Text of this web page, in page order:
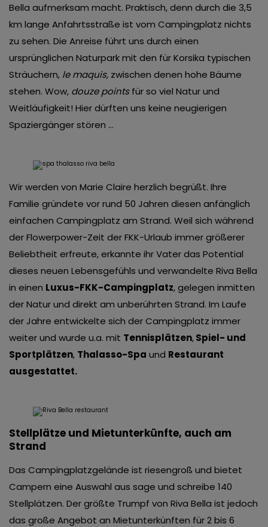
Bella aufmerksam macht. Praktisch, denn durch die 3,5
km lange Anfahrtsstraße ist vom Campingplatz nichts
zu sehen. Die Anreise führt uns durch einen
ursprünglichen Naturpark mit den für Korsika typischen
Sträuchern, le maquis, zwischen denen hohe Bäume
stehen. Wow, douze pointsfür so viel Natur und
Weitläufigkeit! Hier dürften uns keine neugierigen
Spaziergänger stören …
Wir werden von Marie Claire herzlich begrüßt. Ihre
Familie gründete vor rund 50 Jahren diesen anfänglich
einfachen Campingplatz am Strand. Weil sich während
der Flowerpower-Zeit der FKK-Urlaub immer größerer
Beliebtheit erfreute, erkannte ihr Vater das Potential
dieses neuen Lebensgefühls und verwandelte Riva Bella
in einen Luxus-FKK-Campingplatz, gelegen inmitten
der Natur und direkt am unberührten Strand. Im Laufe
der Jahre entwickelte sich der Campingplatz immer
weiter und wurde u.a. mit Tennisplätzen,Spiel- und
Sportplätzen, Thalasso-Spa und Restaurant
ausgestattet.
Stellplätze und Mietunterkünfte, auch am
Strand
Das Campingplatzgelände ist riesengroß und bietet
Campern eine Auswahl aus sage und schreibe 140
Stellplätzen. Der größte Trumpf von Riva Bella ist jedoch
das große Angebot an Mietunterkünften für 2 bis 6